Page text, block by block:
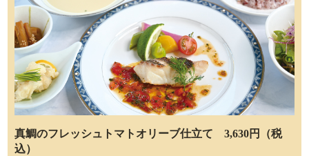
真鯛のフレッシュトマトオリーブ仕立て 3,630円（税
込）